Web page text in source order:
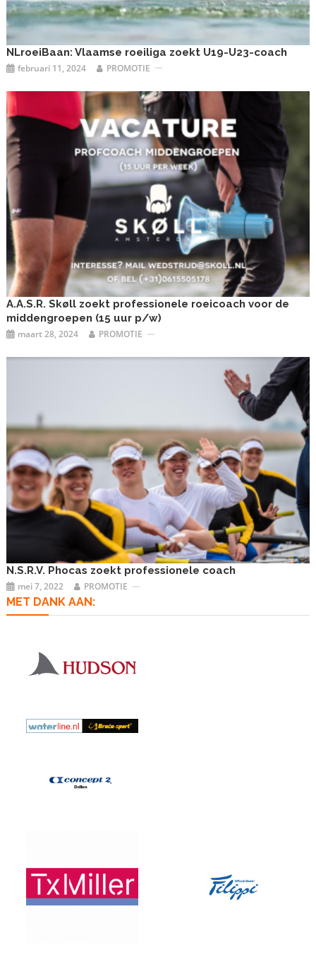
NLroeiBaan: Vlaamse roeiliga zoekt U19-U23-coach
februari 11, 2024 PROMOTIE
A.A.S.R. Skøll zoekt professionele roeicoach voor de
middengroepen (15 uur p/w)
maart 28, 2024 PROMOTIE
N.S.R.V. Phocas zoekt professionele coach
mei 7, 2022 PROMOTIE
MET DANK AAN: